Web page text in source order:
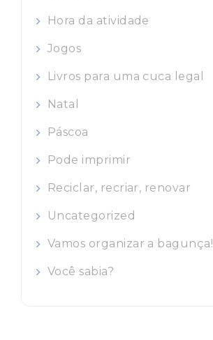
Hora da atividade
Jogos
Livros para uma cuca legal
Natal
Páscoa
Pode imprimir
Reciclar, recriar, renovar
Uncategorized
Vamos organizar a bagunça!
Você sabia?